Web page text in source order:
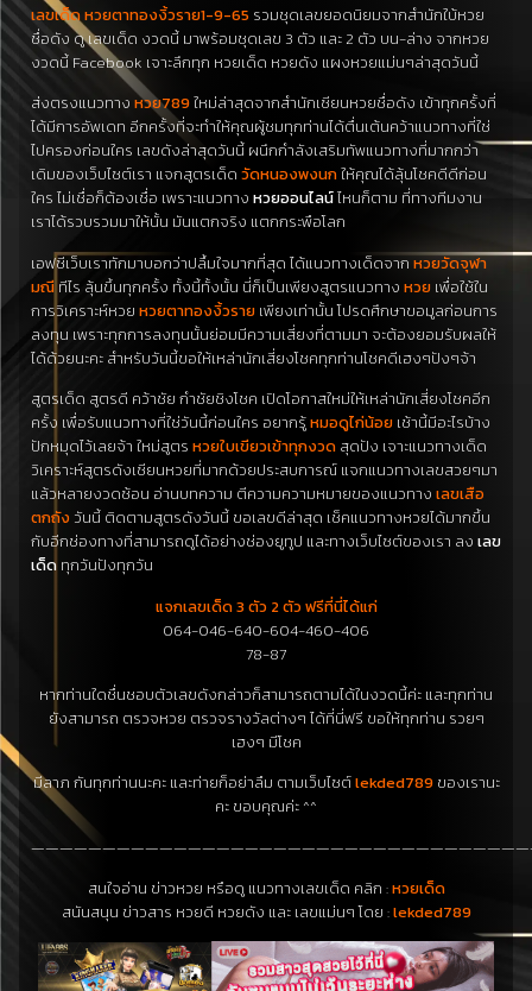
เลขเด็ด หวยตาทองงิ้วราย1-9-65 รวมชุดเลขยอดนิยมจากสำนักใบ้หวย
ชื่อดัง ดู เลขเด็ด งวดนี้ มาพร้อมชุดเลข 3 ตัว และ 2 ตัว บน-ล่าง จากหวย
งวดนี้ Facebook เจาะลึกทุก หวยเด็ด หวยดัง แผงหวยแม่นๆล่าสุดวันนี้
ส่งตรงแนวทาง หวย789ใหม่ล่าสุดจากสำนักเซียนหวยชื่อดัง เข้าทุกครั้งที่
ได้มีการอัพเดท อีกครั้งที่จะทำให้คุณผู้ชมทุกท่านได้ตื่นเต้นคว้าแนวทางที่ใช่
ไปครองก่อนใคร เลขดังล่าสุดวันนี้ ผนึกกำลังเสริมทัพแนวทางที่มากกว่า
เดิมของเว็บไซต์เรา แจกสูตรเด็ด วัดหนองพงนกให้คุณได้ลุ้นโชคดีดีก่อน
ใคร ไม่เชื่อก็ต้องเชื่อ เพราะแนวทาง หวยออนไลน์ไหนก็ตาม ที่ทางทีมงาน
เราได้รวบรวมมาให้นั้น มันแตกจริง แตกกระพือโลก
เอฟซีเว็บเราทักมาบอกว่าปลื้มใจมากที่สุด ได้แนวทางเด็ดจากหวยวัดจุฬา
มณี ทีไร ลุ้นขึ้นทุกครั้ง ทั้งนี้ทั้งนั้น นี่ก็เป็นเพียงสูตรแนวทาง หวย เพื่อใช้ใน
การวิเคราะห์หวย หวยตาทองงิ้วราย เพียงเท่านั้น โปรดศึกษาขอมูลก่อนการ
ลงทุน เพราะทุกการลงทุนนั้นย่อมมีความเสี่ยงที่ตามมา จะต้องยอมรับผลให้
ได้ด้วยนะคะ สำหรับวันนี้ขอให้เหล่านักเสี่ยงโชคทุกท่านโชคดีเฮงๆปังๆจ้า
สูตรเด็ด สูตรดี คว้าชัย กำชัยชิงโชค เปิดโอกาสใหม่ให้เหล่านักเสี่ยงโชคอีก
ครั้ง เพื่อรับแนวทางที่ใช่วันนี้ก่อนใคร อยากรู้หมอดูไก่น้อย เช้านี้มีอะไรบ้าง
ปักหมุดไว้เลยจ้า ใหม่สูตร หวยใบเขียวเข้าทุกงวด สุดปัง เจาะแนวทางเด็ด
วิเคราะห์สูตรดังเซียนหวยที่มากด้วยประสบการณ์ แจกแนวทางเลขสวยๆมา
แล้วหลายงวดซ้อน อ่านบทความ ตีความความหมายของแนวทาง เลขเสือ
ตกถัง วันนี้ ติดตามสูตรดังวันนี้ ขอเลขดีล่าสุด เช็คแนวทางหวยได้มากขึ้น
กับอีกช่องทางที่สามารถดูได้อย่างช่องยูทูป และทางเว็บไซต์ของเรา ลง เลข
เด็ด ทุกวันปังทุกวัน
แจกเลขเด็ด 3 ตัว 2 ตัว ฟรีที่นี่ได้แก่
064-046-640-604-460-406
78-87
หากท่านใดชื่นชอบตัวเลขดังกล่าวก็สามารถตามได้ในงวดนี้ค่ะ และทุกท่าน
ยังสามารถ ตรวจหวย ตรวจรางวัลต่างๆ ได้ที่นี่ฟรี ขอให้ทุกท่าน รวยๆ
เฮงๆ มีโชค
มีลาภ กันทุกท่านนะคะ และท่ายก็อย่าลืม ตามเว็บไซต์lekded789ของเรานะ
คะ ขอบคุณค่ะ ^^
สนใจอ่าน ข่าวหวย หรือดู แนวทางเลขเด็ด คลิก :หวยเด็ด
สนันสนุน ข่าวสาร หวยดี หวยดัง และ เลขแม่นๆ โดย :lekded789